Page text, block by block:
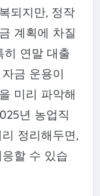
되지만, 정작
계획에 차질
히 연말 대출
금 운용이
미리 파악해
년 농업직
정리해두면,
할 수 있습